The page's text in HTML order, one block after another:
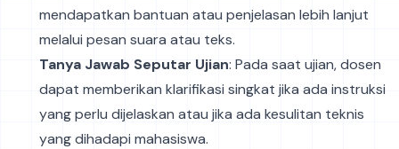
mendapatkan bantuan atau penjelasan lebih lanjut
melalui pesan suara atau teks.
Tanya Jawab Seputar Ujian: Pada saat ujian, dosen
dapat memberikan klarifikasi singkat jika ada instruksi
yang perlu dijelaskan atau jika ada kesulitan teknis
yang dihadapi mahasiswa.